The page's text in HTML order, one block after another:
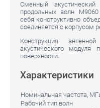
Сменный
продольных волн M9060
себя конструктивно
соединяется с корпусом
Конструкция
акустического модуля
поверхности.
Характеристики
Номинальная частота,
Рабочий тип волн